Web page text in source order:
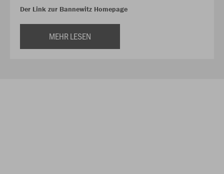
Der Link zur Bannewitz Homepage
MEHR LESEN